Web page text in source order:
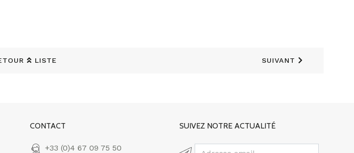
LISTE SUIVANT
CONTACT
+33 (0)4 67 09 75 50
SUIVEZ NOTRE ACTUALITÉ